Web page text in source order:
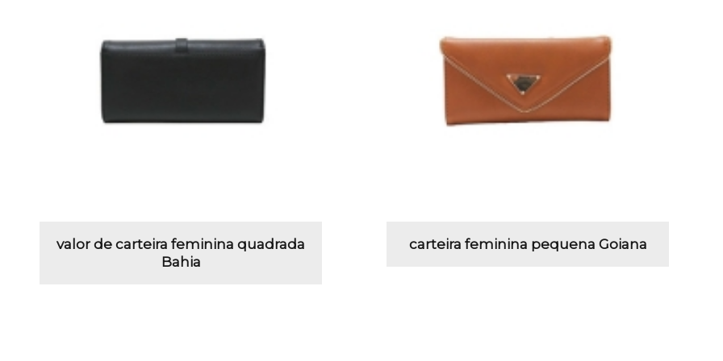
valor de carteira feminina quadrada
Bahia
carteira feminina pequena Goiana